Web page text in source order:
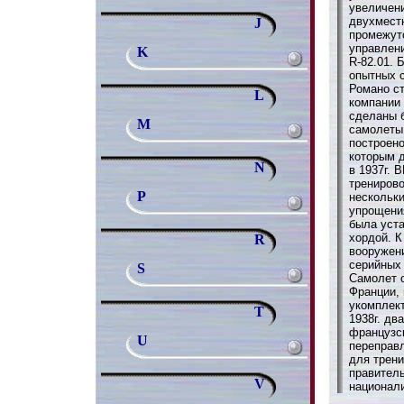
J
K
L
M
N
P
R
S
T
U
V
R-82.01.
опытных
Романо
сделаны
которым
в 1937г.
была
хордой. К
Самолет
Франции,
1938г.
для